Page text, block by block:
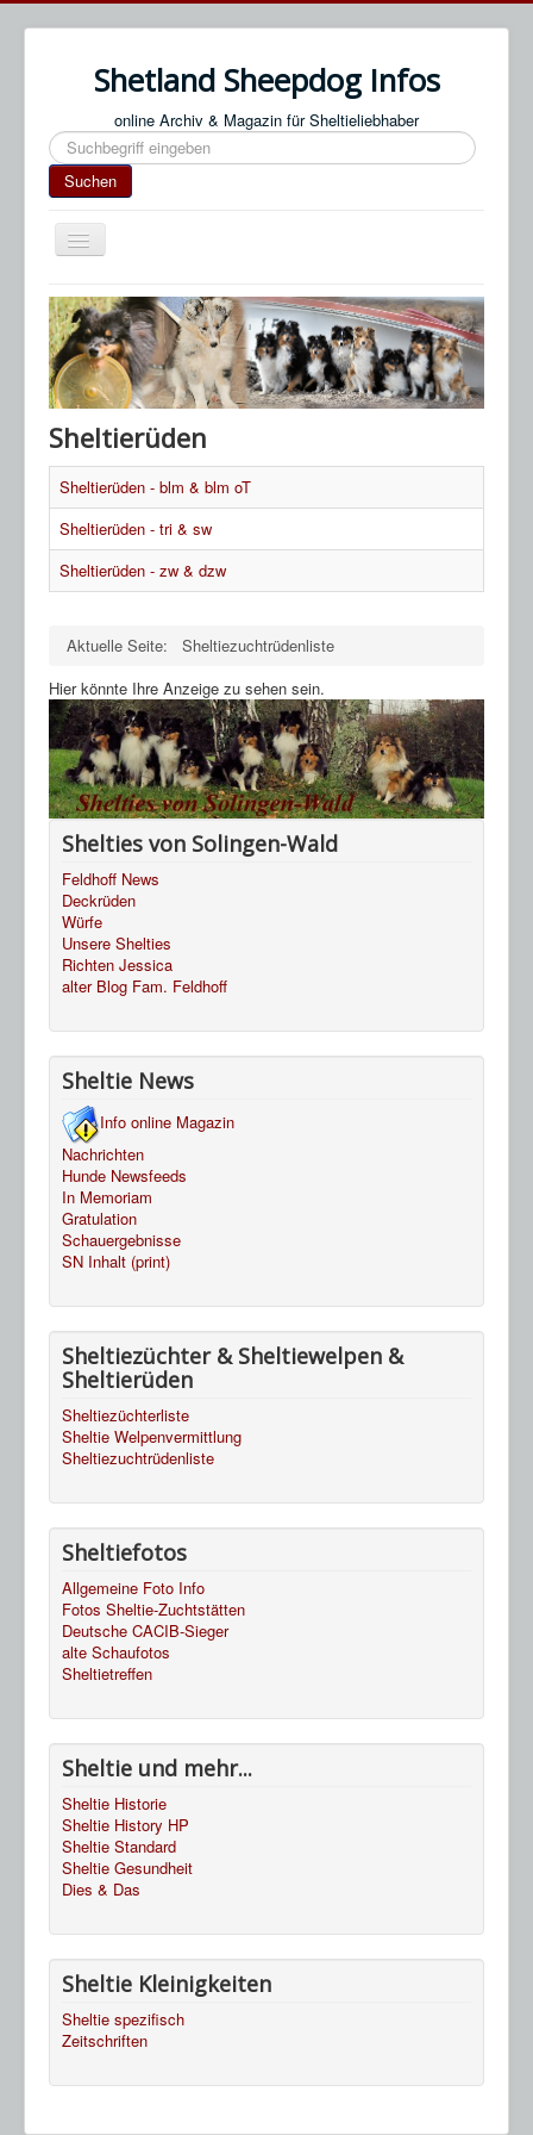
Shetland Sheepdog Infos
online Archiv & Magazin für Sheltieliebhaber
Suchen
Suchen
Navigation
an/aus
Start
Impressum / Datenschutz
An- & Abmeldung
Links
SN Blog
HP Ahnentafeln
Sheltie Archiv
Sheltierüden
Sheltierüden - blm & blm oT
Sheltierüden - tri & sw
Sheltierüden - zw & dzw
Aktuelle Seite:
Sheltiezuchtrüdenliste
Hier könnte Ihre Anzeige zu sehen sein.
Shelties von Solingen-Wald
Feldhoff News
Deckrüden
Würfe
Unsere Shelties
Richten Jessica
alter Blog Fam. Feldhoff
Sheltie News
Info online Magazin
Nachrichten
Hunde Newsfeeds
In Memoriam
Gratulation
Schauergebnisse
SN Inhalt (print)
Sheltiezüchter & Sheltiewelpen &
Sheltierüden
Sheltiezüchterliste
Sheltie Welpenvermittlung
Sheltiezuchtrüdenliste
Sheltiefotos
Allgemeine Foto Info
Fotos Sheltie-Zuchtstätten
Deutsche CACIB-Sieger
alte Schaufotos
Sheltietreffen
Sheltie und mehr...
Sheltie Historie
Sheltie History HP
Sheltie Standard
Sheltie Gesundheit
Dies & Das
Sheltie Kleinigkeiten
Sheltie spezifisch
Zeitschriften